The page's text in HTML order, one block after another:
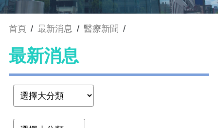
首頁 / 最新消息 / 醫療新聞 /
最新消息